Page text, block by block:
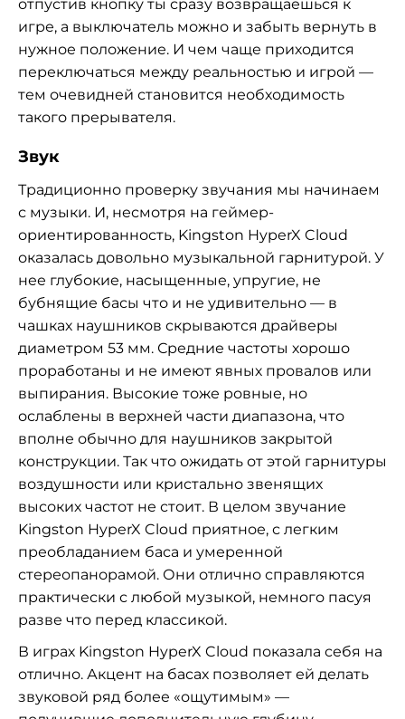
отпустив кнопку ты сразу возвращаешься к
игре, а выключатель можно и забыть вернуть в
нужное положение. И чем чаще приходится
переключаться между реальностью и игрой —
тем очевидней становится необходимость
такого прерывателя.
Звук
Традиционно проверку звучания мы начинаем
с музыки. И, несмотря на геймер-
ориентированность, Kingston HyperX Cloud
оказалась довольно музыкальной гарнитурой. У
нее глубокие, насыщенные, упругие, не
бубнящие басы что и не удивительно — в
чашках наушников скрываются драйверы
диаметром 53 мм. Средние частоты хорошо
проработаны и не имеют явных провалов или
выпирания. Высокие тоже ровные, но
ослаблены в верхней части диапазона, что
вполне обычно для наушников закрытой
конструкции. Так что ожидать от этой гарнитуры
воздушности или кристально звенящих
высоких частот не стоит. В целом звучание
Kingston HyperX Cloud приятное, с легким
преобладанием баса и умеренной
стереопанорамой. Они отлично справляются
практически с любой музыкой, немного пасуя
разве что перед классикой.
В играх Kingston HyperX Cloud показала себя на
отлично. Акцент на басах позволяет ей делать
звуковой ряд более «ощутимым» —